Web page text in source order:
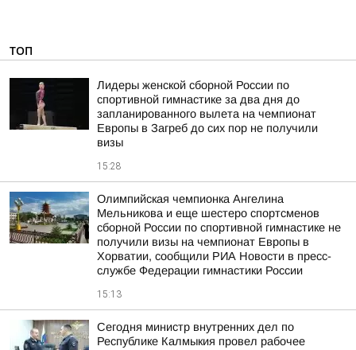
ТОП
Лидеры женской сборной России по
спортивной гимнастике за два дня до
запланированного вылета на чемпионат
Европы в Загреб до сих пор не получили
визы
15:28
Олимпийская чемпионка Ангелина
Мельникова и еще шестеро спортсменов
сборной России по спортивной гимнастике не
получили визы на чемпионат Европы в
Хорватии, сообщили РИА Новости в пресс-
службе Федерации гимнастики России
15:13
Сегодня министр внутренних дел по
Республике Калмыкия провел рабочее